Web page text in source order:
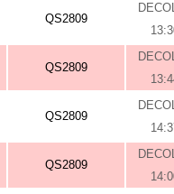
QS2809
QS2809
QS2809
QS2809